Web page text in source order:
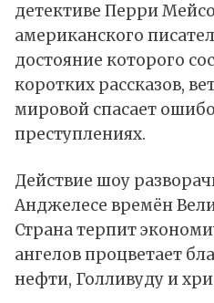
детективе Перри
американского
достояние которого
коротких рассказов,
мировой спасает
преступлениях.
Действие шоу
Анджелесе времён
Страна терпит
ангелов процветает
нефти, Голливуду и